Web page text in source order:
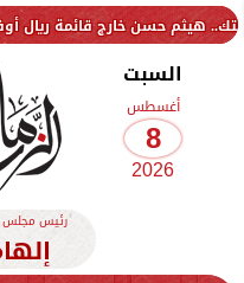
قائمة ريال أوفييدو أمام
السبت
أغسطس
8
2026
رئيس مجلس